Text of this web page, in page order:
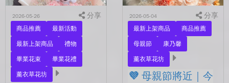
定有很多不容易。 熬過考
試...
2026-05-26 分享
商品推薦
最新活動
最新上架商品
禮物
畢業花束
畢業花禮
薰衣草花坊
2026-05-04 分享
最新上架商品
商品推薦
母親節
康乃馨
薰衣草花坊
💜 母親節將近｜今